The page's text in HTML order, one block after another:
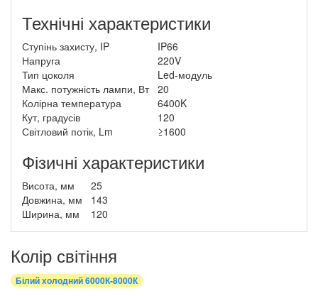
Технічні характеристики
Ступінь захисту, IP
IP66
Напруга
220V
Тип цоколя
Led-модуль
Макс. потужність лампи, Вт 20
Колірна температура
6400K
Кут, градусів
120
Світловий потік, Lm
≥1600
Фізичні характеристики
Висота, мм
25
Довжина, мм 143
Ширина, мм
120
Колір світіння
Білий холодний 6000К-8000К